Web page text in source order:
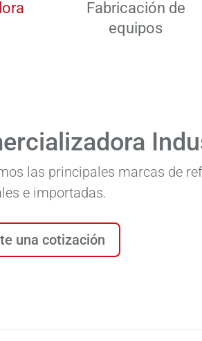
Fabricación de
equipos
las principales marcas de
e importadas.
una cotización